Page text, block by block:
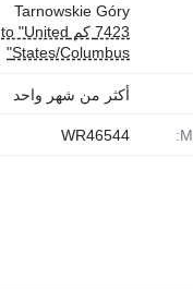
Tarnowskie Góry
7423 كم to "United
States/Columbus"
أكثر من شهر واحد
WR46544